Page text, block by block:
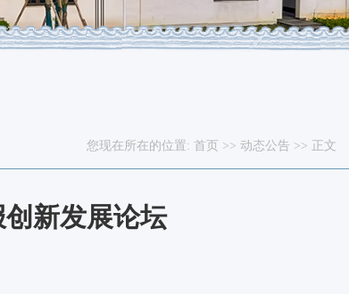
您现在所在的位置: 首页 >> 动态公告 >> 正文
新发展论坛